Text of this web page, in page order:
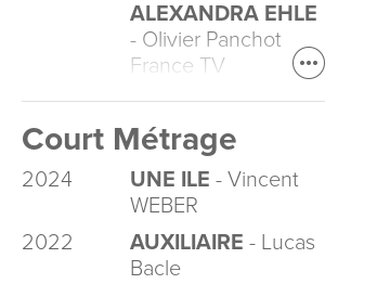
ALEXANDRA EHLE
- Olivier Panchot
France TV
Court Métrage
2024 UNE ILE - Vincent
WEBER
2022
AUXILIAIRE - Lucas
Bacle